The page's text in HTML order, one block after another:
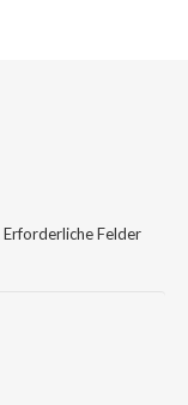
Erforderliche Felder